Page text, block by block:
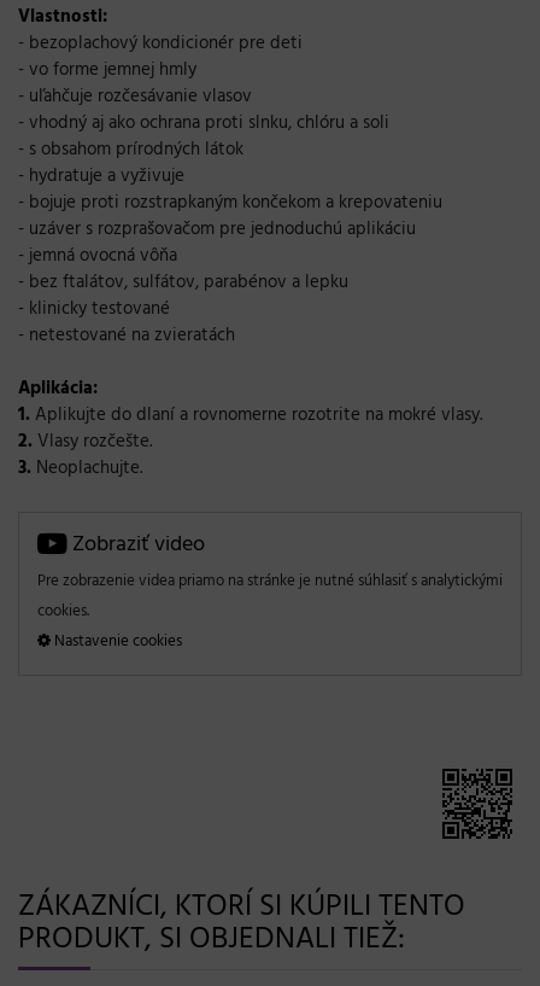
Vlastnosti:
- bezoplachový kondicionér pre deti
- vo forme jemnej hmly
- uľahčuje rozčesávanie vlasov
- vhodný aj ako ochrana proti slnku, chlóru a soli
- s obsahom prírodných látok
- hydratuje a vyživuje
- bojuje proti rozstrapkaným končekom a krepovateniu
- uzáver s rozprašovačom pre jednoduchú aplikáciu
- jemná ovocná vôňa
- bez ftalátov, sulfátov, parabénov a lepku
- klinicky testované
- netestované na zvieratách
Aplikácia:
1. Aplikujte do dlaní a rovnomerne rozotrite na mokré vlasy.
2. Vlasy rozčešte.
3. Neoplachujte.
Zobraziť video
Pre zobrazenie videa priamo na stránke je nutné súhlasiť s analytickými
cookies.
Nastavenie cookies
ZÁKAZNÍCI, KTORÍ SI KÚPILI TENTO
PRODUKT, SI OBJEDNALI TIEŽ: